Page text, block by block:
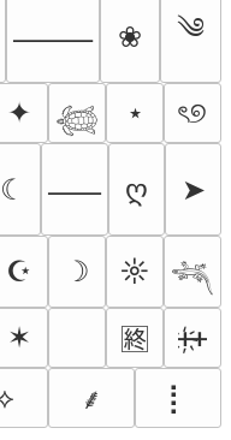
⸻ ❀ ༄
✦ 𓆉 ⋆ ৎ୭
☾ ⸺ ღ ➤
☪ ☽ ☼
𓆈
✶ 🈡
ᚐ҉ᚐ
⸙ ⡇